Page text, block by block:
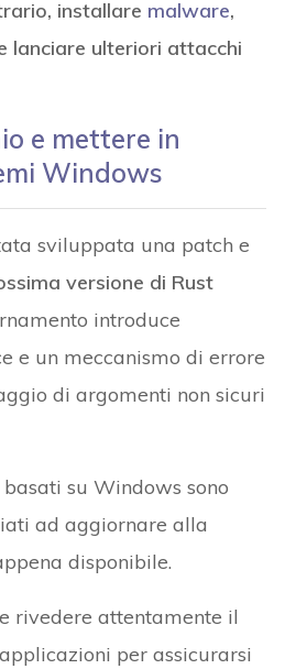
installare malware,
lanciare ulteriori attacchi
e mettere in
Windows
sviluppata una patch e
versione di Rust
introduce
e un meccanismo di errore
di argomenti non sicuri
su Windows sono
ad aggiornare alla
disponibile.
rivedere attentamente il
per assicurarsi